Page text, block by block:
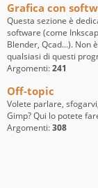
Grafica con
Questa sezione è
software (come
Blender, Qcad...). Non
qualsiasi di questi
Argomenti:241
Off-topic
Volete parlare,
Gimp? Qui lo potete
Argomenti:308